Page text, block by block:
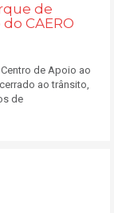
de
CAERO
de Apoio ao
ao trânsito,
de